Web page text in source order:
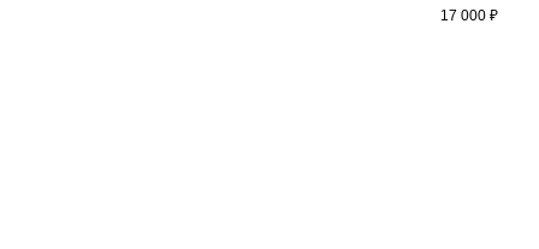
17 000 ₽